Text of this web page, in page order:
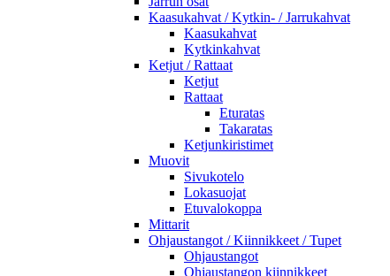
Kaasukahvat / Kytkin- / Jarrukahvat
Kaasukahvat
Kytkinkahvat
Ketjut / Rattaat
Ketjut
Rattaat
Eturatas
Takaratas
Ketjunkiristimet
Muovit
Sivukotelo
Lokasuojat
Etuvalokoppa
Mittarit
Ohjaustangot / Kiinnikkeet / Tupet
Ohjaustangot
Ohjaustangon kiinnikkeet